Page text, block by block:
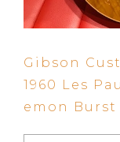
Gibson
1960 Les
emon Burst